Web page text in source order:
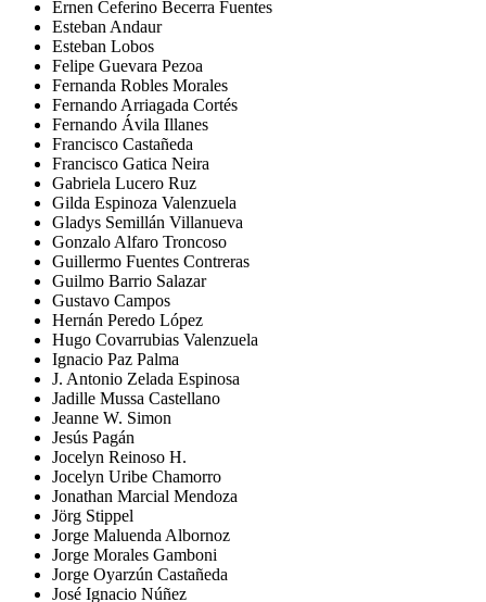
Ernen Ceferino Becerra Fuentes
Esteban Andaur
Esteban Lobos
Felipe Guevara Pezoa
Fernanda Robles Morales
Fernando Arriagada Cortés
Fernando Ávila Illanes
Francisco Castañeda
Francisco Gatica Neira
Gabriela Lucero Ruz
Gilda Espinoza Valenzuela
Gladys Semillán Villanueva
Gonzalo Alfaro Troncoso
Guillermo Fuentes Contreras
Guilmo Barrio Salazar
Gustavo Campos
Hernán Peredo López
Hugo Covarrubias Valenzuela
Ignacio Paz Palma
J. Antonio Zelada Espinosa
Jadille Mussa Castellano
Jeanne W. Simon
Jesús Pagán
Jocelyn Reinoso H.
Jocelyn Uribe Chamorro
Jonathan Marcial Mendoza
Jörg Stippel
Jorge Maluenda Albornoz
Jorge Morales Gamboni
Jorge Oyarzún Castañeda
José Ignacio Núñez